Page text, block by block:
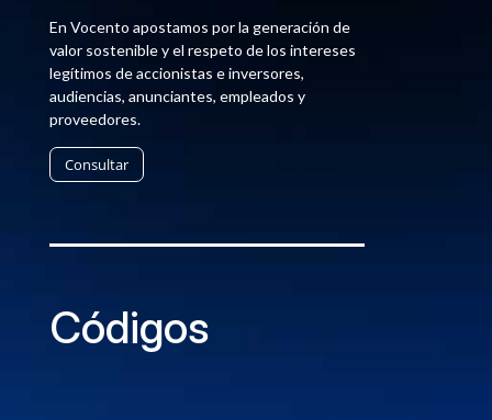
En Vocento apostamos por la generación de
valor sostenible y el respeto de los intereses
legítimos de accionistas e inversores,
audiencias, anunciantes, empleados y
proveedores.
Consultar
Códigos